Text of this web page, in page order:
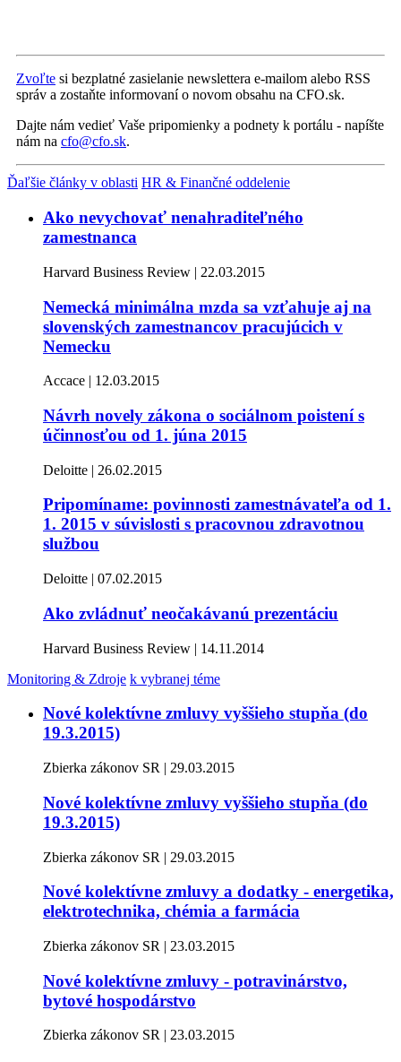
Zvoľte si bezplatné zasielanie newslettera e-mailom alebo RSS
správ a zostaňte informovaní o novom obsahu na CFO.sk.
Dajte nám vedieť Vaše pripomienky a podnety k portálu - napíšte
nám na cfo@cfo.sk.
Ďaľšie články v oblasti HR & Finančné oddelenie
Ako nevychovať nenahraditeľného
zamestnanca
Harvard Business Review | 22.03.2015
Nemecká minimálna mzda sa vzťahuje aj na
slovenských zamestnancov pracujúcich v
Nemecku
Accace | 12.03.2015
Návrh novely zákona o sociálnom poistení s
účinnosťou od 1. júna 2015
Deloitte | 26.02.2015
Pripomíname: povinnosti zamestnávateľa od 1.
1. 2015 v súvislosti s pracovnou zdravotnou
službou
Deloitte | 07.02.2015
Ako zvládnuť neočakávanú prezentáciu
Harvard Business Review | 14.11.2014
Monitoring & Zdroje k vybranej téme
Nové kolektívne zmluvy vyššieho stupňa (do
19.3.2015)
Zbierka zákonov SR | 29.03.2015
Nové kolektívne zmluvy vyššieho stupňa (do
19.3.2015)
Zbierka zákonov SR | 29.03.2015
Nové kolektívne zmluvy a dodatky - energetika,
elektrotechnika, chémia a farmácia
Zbierka zákonov SR | 23.03.2015
Nové kolektívne zmluvy - potravinárstvo,
bytové hospodárstvo
Zbierka zákonov SR | 23.03.2015